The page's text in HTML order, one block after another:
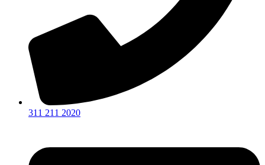
311 211 2020